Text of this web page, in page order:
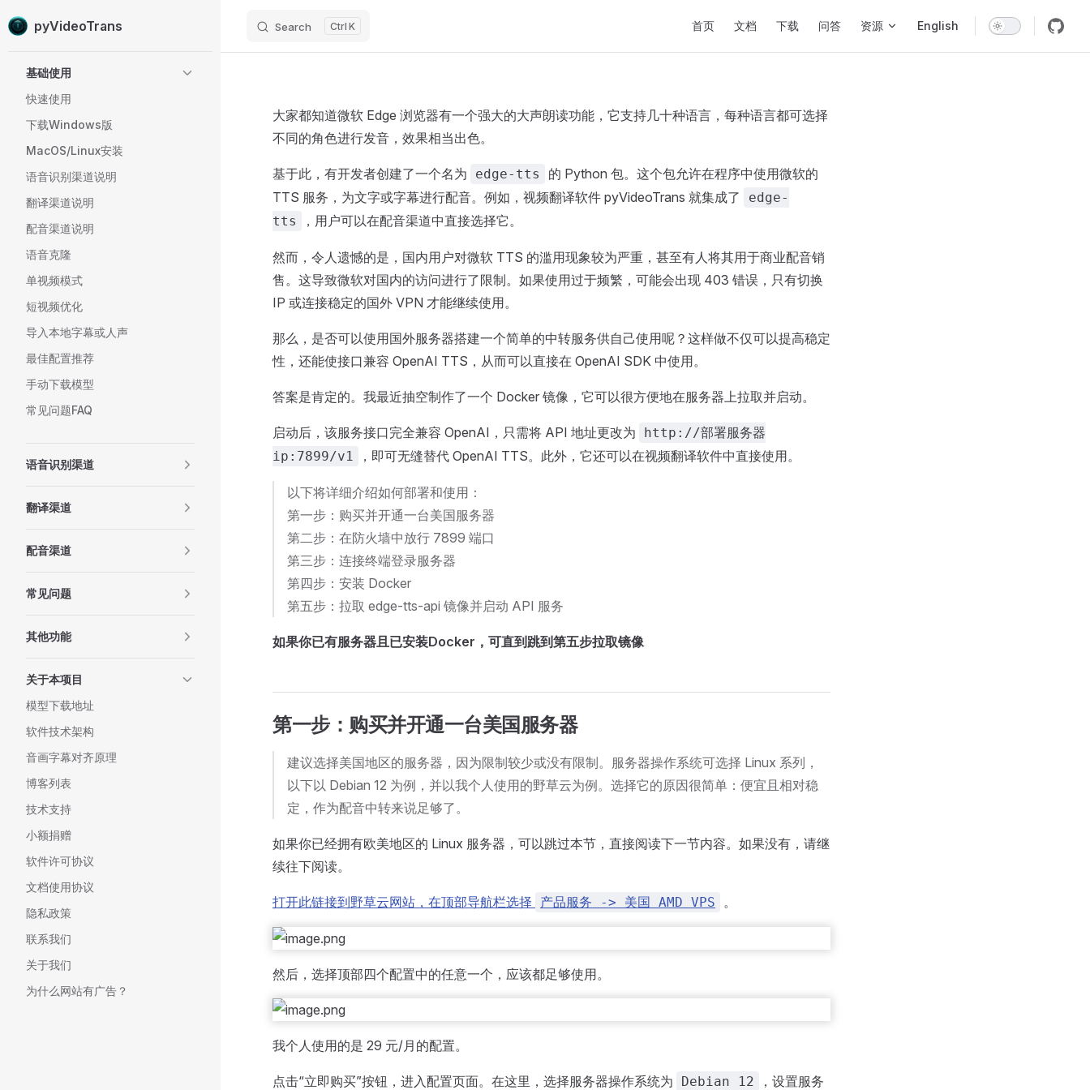
Skip to content
pyVideoTrans Search K 首页 文档 下载 问答 资源 English
基础使用
快速使用
下载Windows版
MacOS/Linux安装
语音识别渠道说明
翻译渠道说明
配音渠道说明
语音克隆
单视频模式
短视频优化
导入本地字幕或人声
最佳配置推荐
手动下载模型
常见问题FAQ
语音识别渠道
翻译渠道
配音渠道
常见问题
其他功能
关于本项目
模型下载地址
软件技术架构
音画字幕对齐原理
博客列表
技术支持
小额捐赠
软件许可协议
文档使用协议
隐私政策
联系我们
关于我们
为什么网站有广告？
大家都知道微软 Edge 浏览器有一个强大的大声朗读功能，它支持几十种语言，每种语言都可选择
不同的角色进行发音，效果相当出色。
基于此，有开发者创建了一个名为 edge-tts
的 Python 包。这个包允许在程序中使用微软的
TTS 服务，为文字或字幕进行配音。例如，视频翻译软件 pyVideoTrans 就集成了
edge-
tts
，用户可以在配音渠道中直接选择它。
然而，令人遗憾的是，国内用户对微软 TTS 的滥用现象较为严重，甚至有人将其用于商业配音销
售。这导致微软对国内的访问进行了限制。如果使用过于频繁，可能会出现 403 错误，只有切换
IP 或连接稳定的国外 VPN 才能继续使用。
那么，是否可以使用国外服务器搭建一个简单的中转服务供自己使用呢？这样做不仅可以提高稳定
性，还能使接口兼容 OpenAI TTS，从而可以直接在 OpenAI SDK 中使用。
答案是肯定的。我最近抽空制作了一个 Docker 镜像，它可以很方便地在服务器上拉取并启动。
启动后，该服务接口完全兼容 OpenAI，只需将 API 地址更改为
http://部署服务器
ip:7899/v1
，即可无缝替代 OpenAI TTS。此外，它还可以在视频翻译软件中直接使用。
以下将详细介绍如何部署和使用：
第一步：购买并开通一台美国服务器
第二步：在防火墙中放行 7899 端口
第三步：连接终端登录服务器
第四步：安装 Docker
第五步：拉取 edge-tts-api 镜像并启动 API 服务
如果你已有服务器且已安装Docker，可直到跳到第五步拉取镜像
第一步：购买并开通一台美国服务器
建议选择美国地区的服务器，因为限制较少或没有限制。服务器操作系统可选择 Linux 系列，
以下以 Debian 12 为例，并以我个人使用的野草云为例。选择它的原因很简单：便宜且相对稳
定，作为配音中转来说足够了。
如果你已经拥有欧美地区的 Linux 服务器，可以跳过本节，直接阅读下一节内容。如果没有，请继
续往下阅读。
打开此链接到野草云网站，在顶部导航栏选择 产品服务 -> 美国 AMD VPS 。
然后，选择顶部四个配置中的任意一个，应该都足够使用。
我个人使用的是 29 元/月的配置。
点击“立即购买”按钮，进入配置页面。在这里，选择服务器操作系统为 Debian 12 ，设置服务